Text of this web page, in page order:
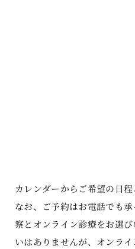
カレンダーからご希望の日
なお、ご予約はお電話でも
察とオンライン診療をお選
いはありませんが、オンラ